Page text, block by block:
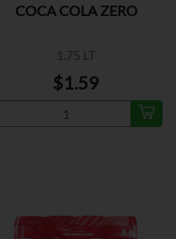
COCA COLA ZERO
1.75 LT
$1.59